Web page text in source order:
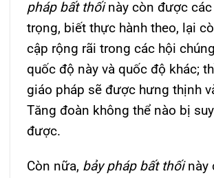
pháp bất thốinày còn được các
trọng, biết thực hành theo, lại
cập rộng rãi trong các hội
quốc độ này và quốc độ khác;
giáo pháp sẽ được hưng thịnh
Tăng đoàn không thể nào bị
được.
Còn nữa, bảy pháp bất thốinày